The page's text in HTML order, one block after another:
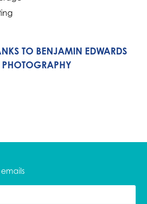
TO BENJAMIN EDWARDS
PHOTOGRAPHY